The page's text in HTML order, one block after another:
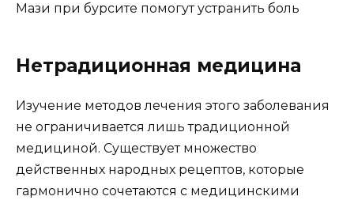
Мази при бурсите помогут устранить боль
Нетрадиционная медицина
Изучение методов лечения этого заболевания
не ограничивается лишь традиционной
медициной. Существует множество
действенных народных рецептов, которые
гармонично сочетаются с медицинскими